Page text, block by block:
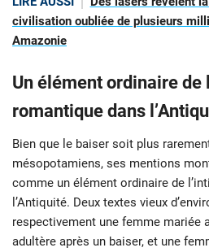
civilisation oubliée de plusieurs
Amazonie
Un élément ordinaire de
romantique dans
Bien que le baiser soit plus
mésopotamiens, ses mentions
comme un élément ordinaire de
l’Antiquité. Deux textes vieux
respectivement une femme mariée
adultère après un baiser, et une